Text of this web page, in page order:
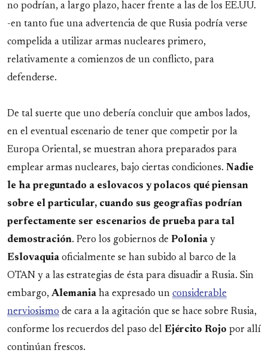
no podrían, a largo plazo, hacer frente a las de los EE.UU.
-en tanto fue una advertencia de que Rusia podría verse
compelida a utilizar armas nucleares primero,
relativamente a comienzos de un conflicto, para
defenderse.
De tal suerte que uno debería concluir que ambos lados,
en el eventual escenario de tener que competir por la
Europa Oriental, se muestran ahora preparados para
emplear armas nucleares, bajo ciertas condiciones. Nadie
le ha preguntado a eslovacos y polacos qué piensan
sobre el particular, cuando sus geografías podrían
perfectamente ser escenarios de prueba para tal
demostración. Pero los gobiernos de Polonia y
Eslovaquia oficialmente se han subido al barco de la
OTAN y a las estrategias de ésta para disuadir a Rusia. Sin
embargo, Alemania ha expresado un considerable
nerviosismo de cara a la agitación que se hace sobre Rusia,
conforme los recuerdos del paso del Ejército Rojo por allí
continúan frescos.